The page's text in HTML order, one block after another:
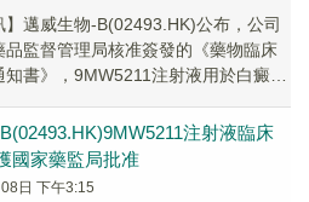
】邁威生物-B(02493.HK)公布，公司
品監督管理局核准簽發的《藥物臨床
書》，9MW5211注射液用於白癜風
注射液臨床
國家藥監局批准
日 下午3:15